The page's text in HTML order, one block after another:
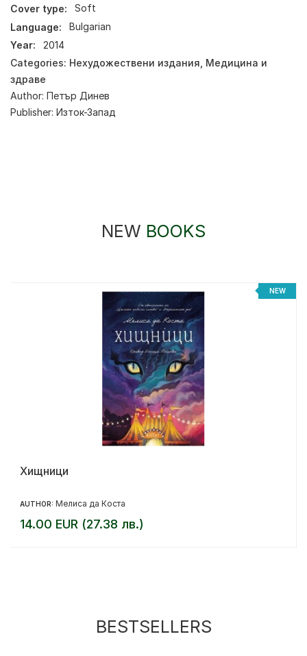
Cover type:
Soft
Language:
Bulgarian
Year:
2014
Categories: Нехудожествени издания Медицина и
здраве
Author: Петър Динев
Publisher: Изток-Запад
NEW BOOKS
NEW
Хищници
AUTHOR: Мелиса да Коста
14.00 EUR (27.38 лв.)
BESTSELLERS